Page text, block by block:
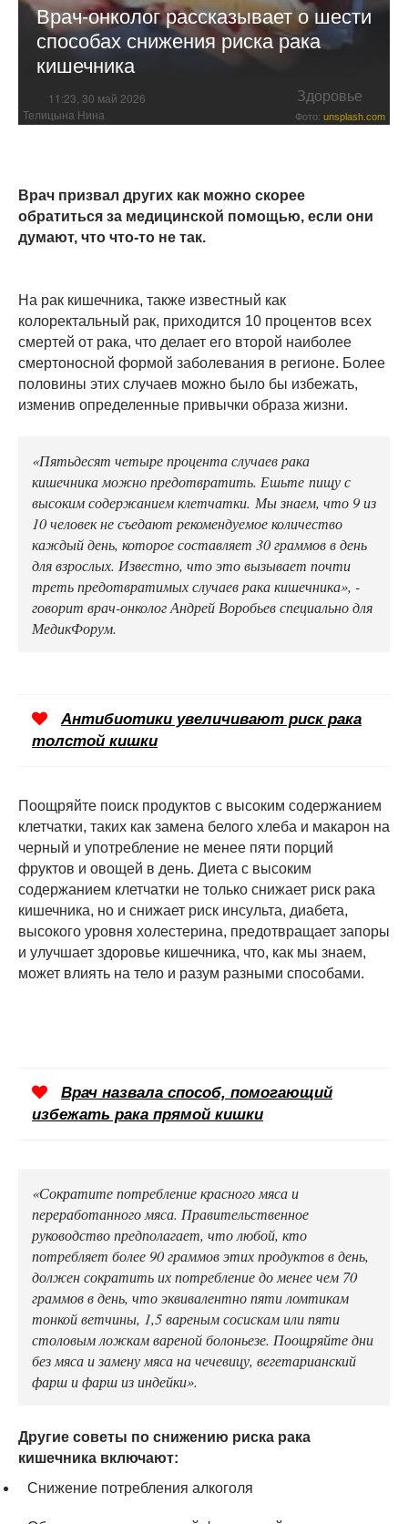
Врач-онколог рассказывает о шести
способах снижения риска рака
кишечника
11:23, 30 май 2026 Здоровье
Телицына Нина Фото: unsplash.com
Врач призвал других как можно скорее
обратиться за медицинской помощью, если они
думают, что что-то не так.
На рак кишечника, также известный как
колоректальный рак, приходится 10 процентов всех
смертей от рака, что делает его второй наиболее
смертоносной формой заболевания в регионе. Более
половины этих случаев можно было бы избежать,
изменив определенные привычки образа жизни.
«Пятьдесят четыре процента случаев рака
кишечника можно предотвратить. Ешьте пищу с
высоким содержанием клетчатки. Мы знаем, что 9 из
10 человек не съедают рекомендуемое количество
каждый день, которое составляет 30 граммов в день
для взрослых. Известно, что это вызывает почти
треть предотвратимых случаев рака кишечника», -
говорит врач-онколог Андрей Воробьев специально для
МедикФорум.
Антибиотики увеличивают риск рака
толстой кишки
Поощряйте поиск продуктов с высоким содержанием
клетчатки, таких как замена белого хлеба и макарон на
черный и употребление не менее пяти порций
фруктов и овощей в день. Диета с высоким
содержанием клетчатки не только снижает риск рака
кишечника, но и снижает риск инсульта, диабета,
высокого уровня холестерина, предотвращает запоры
и улучшает здоровье кишечника, что, как мы знаем,
может влиять на тело и разум разными способами.
Врач назвала способ, помогающий
избежать рака прямой кишки
«Сократите потребление красного мяса и
переработанного мяса. Правительственное
руководство предполагает, что любой, кто
потребляет более 90 граммов этих продуктов в день,
должен сократить их потребление до менее чем 70
граммов в день, что эквивалентно пяти ломтикам
тонкой ветчины, 1,5 вареным сосискам или пяти
столовым ложкам вареной болоньезе. Поощряйте дни
без мяса и замену мяса на чечевицу, вегетарианский
фарш и фарш из индейки».
Другие советы по снижению риска рака
кишечника включают:
Снижение потребления алкоголя